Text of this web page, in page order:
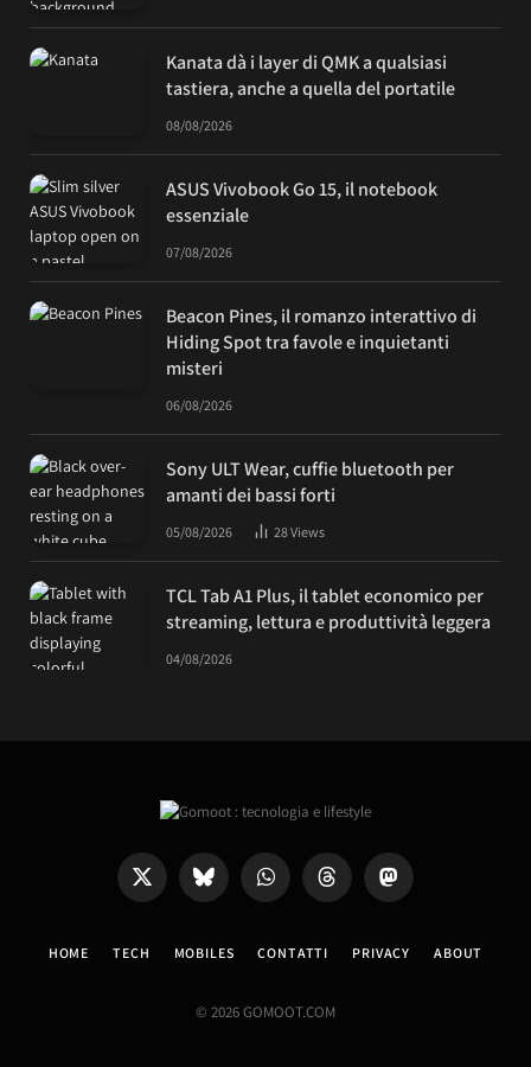
Kanata dà i layer di QMK a qualsiasi
tastiera, anche a quella del portatile
08/08/2026
ASUS Vivobook Go 15, il notebook
essenziale
07/08/2026
Beacon Pines, il romanzo interattivo di
Hiding Spot tra favole e inquietanti
misteri
06/08/2026
Sony ULT Wear, cuffie bluetooth per
amanti dei bassi forti
05/08/2026 28Views
TCL Tab A1 Plus, il tablet economico per
streaming, lettura e produttività leggera
04/08/2026
X
Bluesky WhatsAppThreads Mastodon
HOME TECH MOBILES CONTATTI PRIVACY ABOUT
© 2026 GOMOOT.COM